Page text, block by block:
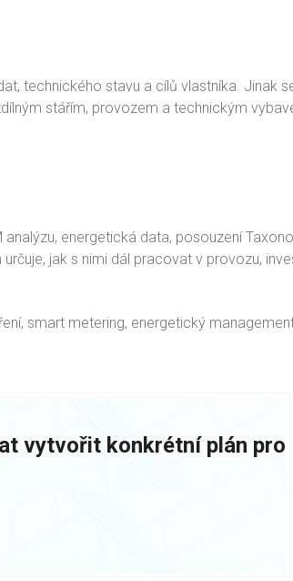
technického stavu a cílů vlastníka. Jinak
stářím, provozem a technickým
energetická data, posouzení
jak s nimi dál pracovat v provozu,
smart metering, energetický
vytvořit konkrétní plán pro